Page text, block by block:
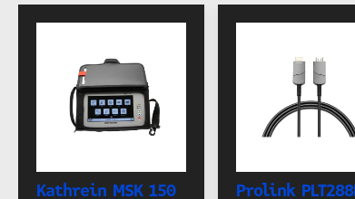
Kathrein MSK 150 Prolink